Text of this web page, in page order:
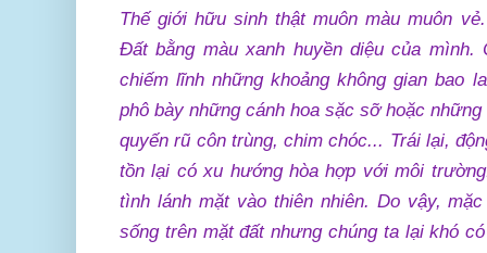
Thế giới hữu sinh thật muôn màu muôn
Đất bằng màu xanh huyền diệu của
chiếm lĩnh những khoảng không gian bao
phô bày những cánh hoa sặc sỡ hoặc
quyến rũ côn trùng, chim chóc... Trái lại,
tồn lại có xu hướng hòa hợp với môi
tình lánh mặt vào thiên nhiên. Do vậy,
sống trên mặt đất nhưng chúng ta lại khó